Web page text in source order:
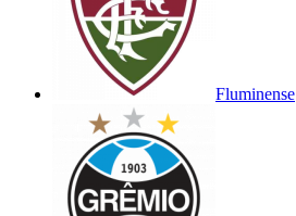
Fluminense